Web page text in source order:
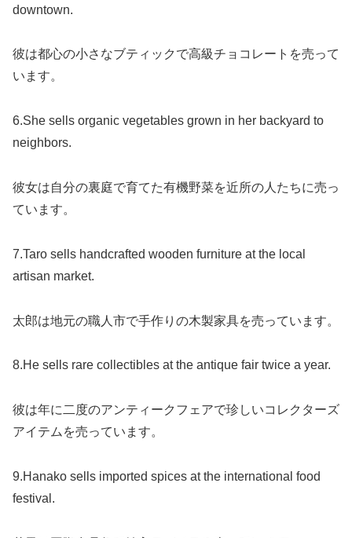
downtown.
彼は都心の小さなブティックで高級チョコレートを売って
います。
6.She sells organic vegetables grown in her backyard to
neighbors.
彼女は自分の裏庭で育てた有機野菜を近所の人たちに売っ
ています。
7.Taro sells handcrafted wooden furniture at the local
artisan market.
太郎は地元の職人市で手作りの木製家具を売っています。
8.He sells rare collectibles at the antique fair twice a year.
彼は年に二度のアンティークフェアで珍しいコレクターズ
アイテムを売っています。
9.Hanako sells imported spices at the international food
festival.